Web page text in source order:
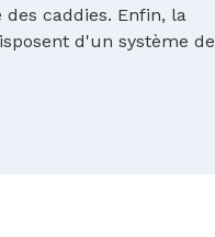
caddies. Enfin, la
d'un système de